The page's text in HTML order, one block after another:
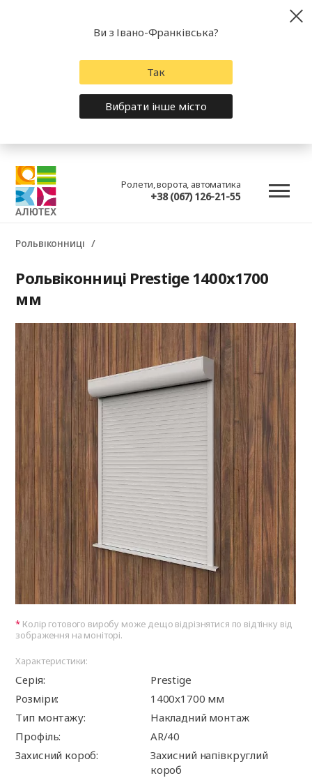
Ролети, ворота, автоматика
+38 (067) 126-21-55
Рольвіконниці
Рольвіконниці Prestige 1400x1700
мм
Колір готового виробу може дещо відрізнятися по відтінку від
зображення на моніторі.
Характеристики:
Серія:
Prestige
Розміри:
1400x1700 мм
Тип монтажу:
Накладний монтаж
Профіль:
AR/40
Захисний короб:
Захисний напівкруглий
короб
Ви з Івано-Франківська?
Так
Вибрати інше місто